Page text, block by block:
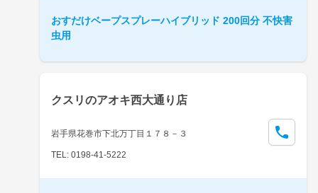
おすだけベープスプレーハイブリッド 200回分 不快害
虫用
クスリのアオキ西大通り店
岩手県花巻市下北万丁目１７８－３
TEL: 0198-41-5222